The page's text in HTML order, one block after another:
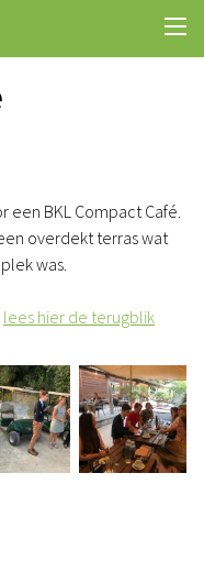
een BKL Compact Café.
overdekt terras wat
was.
lees hier de terugblik